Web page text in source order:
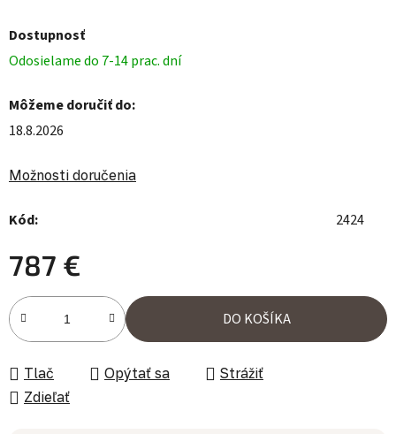
Dostupnosť
Odosielame do 7-14 prac. dní
Môžeme doručiť do:
18.8.2026
Možnosti doručenia
Kód: 2424
787 €
Jednotková cena:
DO KOŠÍKA
Tlač Opýtať sa
Strážiť
Zdieľať